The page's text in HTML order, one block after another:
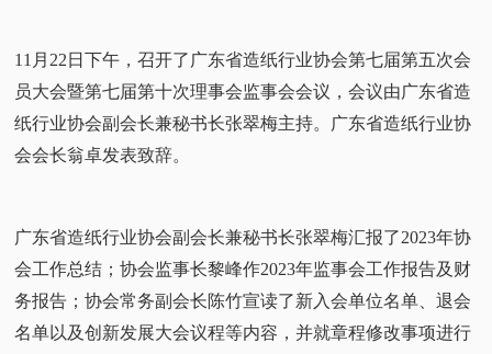
11月22日下午，召开了广东省造纸行业协会第七届第五次会
员大会暨第七届第十次理事会监事会会议，会议由广东省造
纸行业协会副会长兼秘书长张翠梅主持。广东省造纸行业协
会会长翁卓发表致辞。
广东省造纸行业协会副会长兼秘书长张翠梅汇报了2023年协
会工作总结；协会监事长黎峰作2023年监事会工作报告及财
务报告；协会常务副会长陈竹宣读了新入会单位名单、退会
名单以及创新发展大会议程等内容，并就章程修改事项进行